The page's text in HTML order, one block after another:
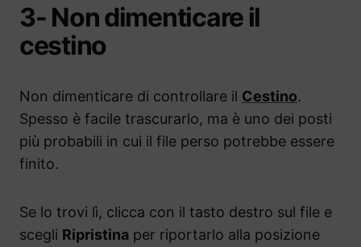
3- Non dimenticare il
cestino
Non dimenticare di controllare il Cestino.
Spesso è facile trascurarlo, ma è uno dei posti
più probabili in cui il file perso potrebbe essere
finito.
Se lo trovi lì, clicca con il tasto destro sul file e
scegli Ripristina per riportarlo alla posizione